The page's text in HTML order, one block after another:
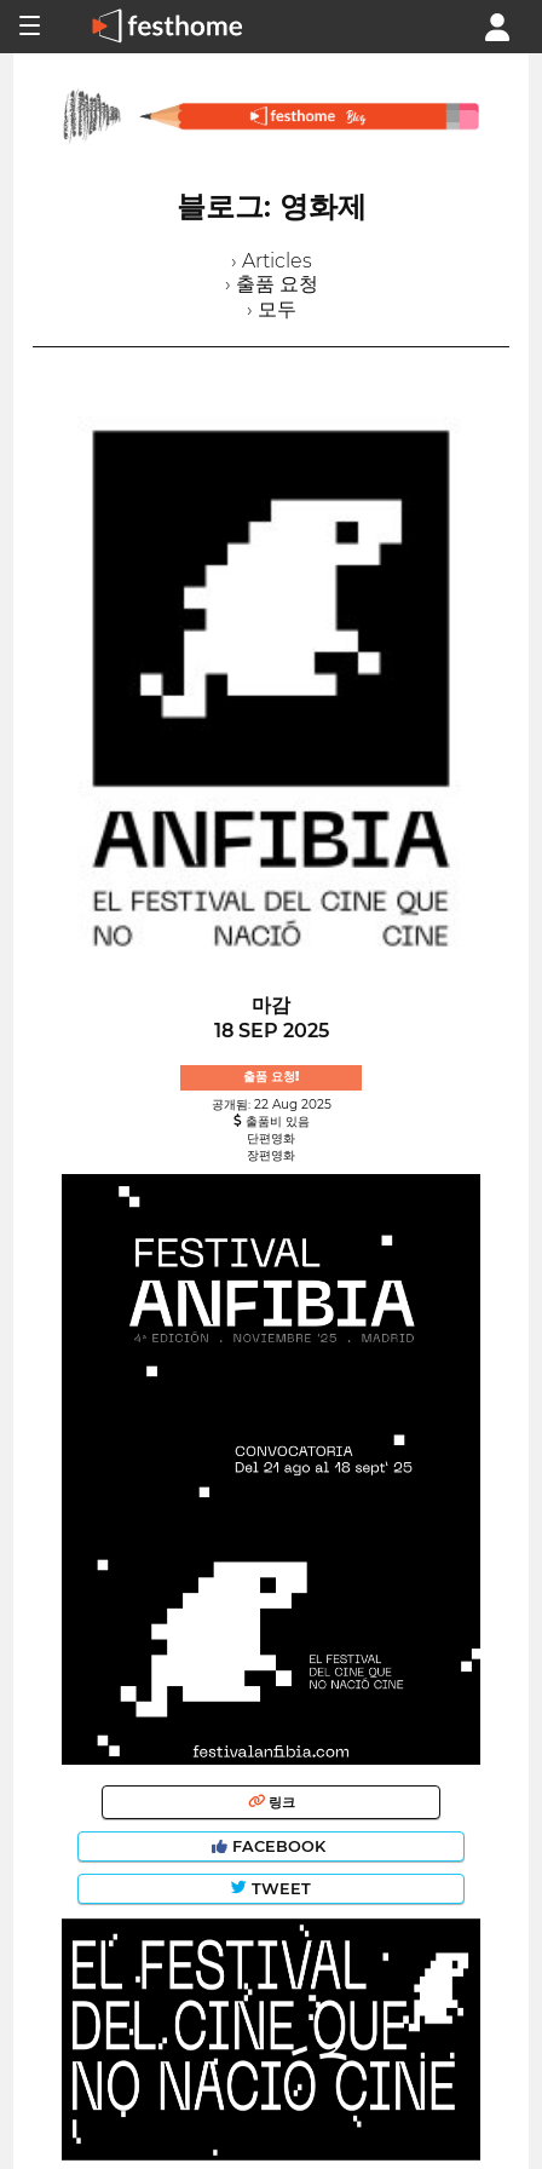
블로그: 영화제
› Articles
› 출품 요청
› 모두
마감
18 SEP 2025
출품 요청!
공개됨: 22 Aug 2025
출품비 있음
단편영화
장편영화
링크
FACEBOOK
TWEET